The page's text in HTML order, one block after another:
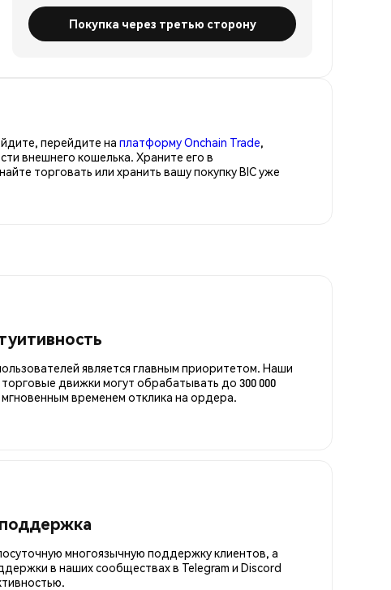
Покупка через третью сторону
перейдите на платформу Onchain Trade,
внешнего кошелька. Храните его в
торговать или хранить вашу покупку BIC уже
является главным приоритетом. Наши
движки могут обрабатывать до 300 000
мгновенным временем отклика на ордера.
многоязычную поддержку клиентов, а
в наших сообществах в Telegram и Discord